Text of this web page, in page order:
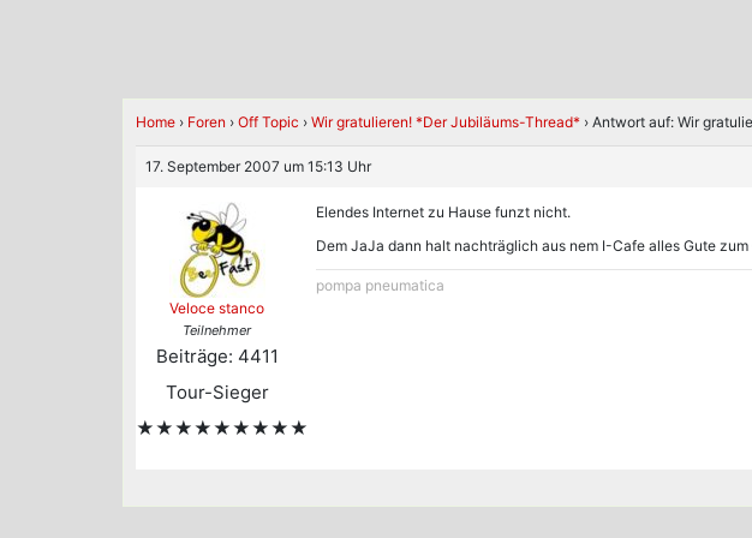
Home › Foren › Off Topic › Wir gratulieren! *Der Jubiläums-Thread* › Antwort auf: Wir
17. September 2007 um 15:13 Uhr
Veloce stanco
Teilnehmer
Beiträge: 4411
Tour-Sieger
★★★★★★★★★
Elendes Internet zu Hause funzt nicht.
Dem JaJa dann halt nachträglich aus nem I-Cafe alles Gute zum
pompa pneumatica